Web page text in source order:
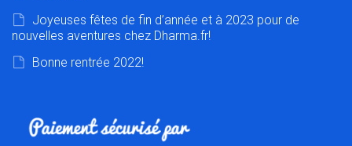
Joyeuses fêtes de fin d’année et à 2023 pour de
nouvelles aventures chez Dharma.fr!
Bonne rentrée 2022!